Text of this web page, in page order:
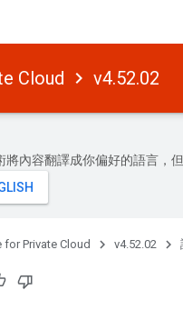
Cloud v4.52.02
將內容翻譯成你偏好的語言，但
for Private Cloud v4.52.02